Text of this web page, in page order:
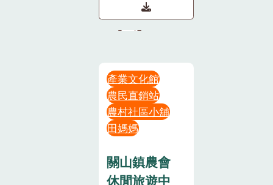
產業文化館
農民直銷站
農村社區小舖
田媽媽
關山鎮農會
休閒旅遊中